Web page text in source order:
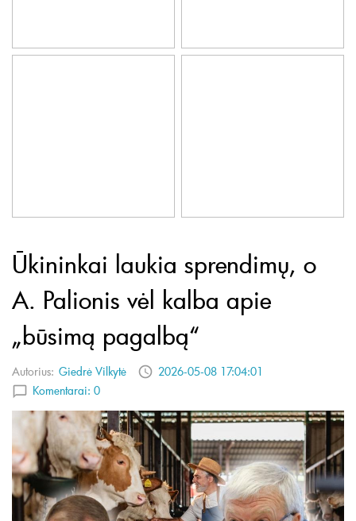
Ūkininkai laukia sprendimų, o
A. Palionis vėl kalba apie
„būsimą pagalbą“
Autorius: Giedrė Vilkytė
2026-05-08 17:04:01
Komentarai: 0